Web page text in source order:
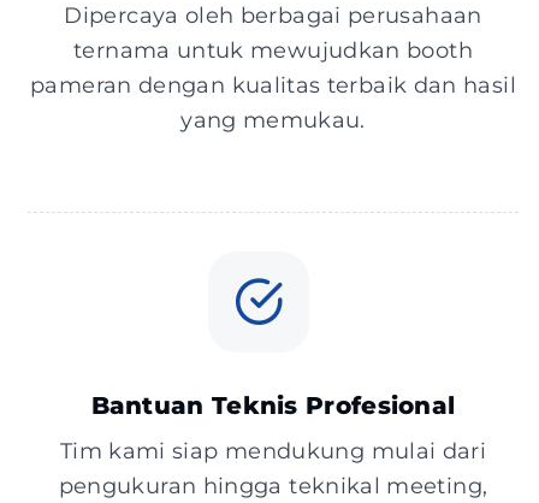
Dipercaya oleh berbagai perusahaan
ternama untuk mewujudkan booth
pameran dengan kualitas terbaik dan hasil
yang memukau.
Bantuan Teknis Profesional
Tim kami siap mendukung mulai dari
pengukuran hingga teknikal meeting,